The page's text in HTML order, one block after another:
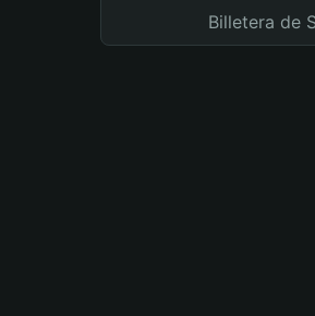
Billetera de